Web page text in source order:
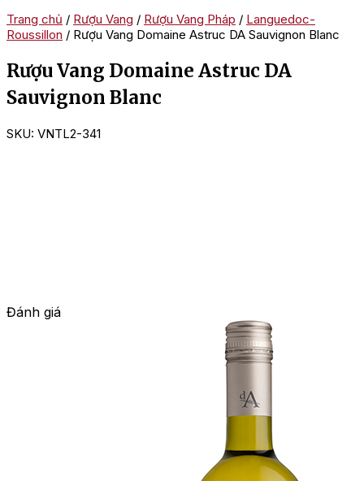
Trang chủ / Rượu Vang / Rượu Vang Pháp / Languedoc-
Roussillon / Rượu Vang Domaine Astruc DA Sauvignon Blanc
Rượu Vang Domaine Astruc DA
Sauvignon Blanc
SKU: VNTL2-341
Đánh giá